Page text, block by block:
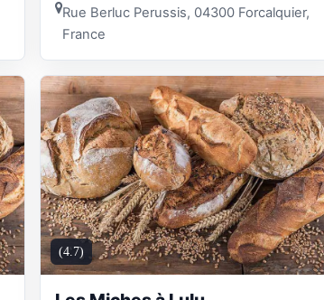
Rue Berluc Perussis, 04300 Forcalquier,
France
(4.7)